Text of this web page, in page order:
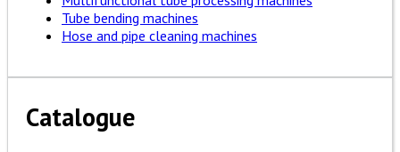
Tube bending machines
Hose and pipe cleaning machines
Catalogue